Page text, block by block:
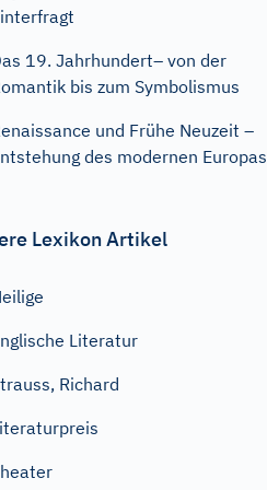
19. Jahrhundert– von der
bis zum Symbolismus
und Frühe Neuzeit –
des modernen Europas
Lexikon Artikel
Literatur
Richard